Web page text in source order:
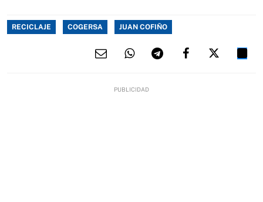
RECICLAJE COGERSA JUAN COFIÑO